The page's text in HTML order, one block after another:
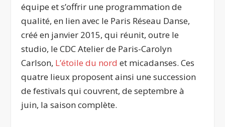
équipe et s’offrir une programmation de
qualité, en lien avec le Paris Réseau Danse,
créé en janvier 2015, qui réunit, outre le
studio, le CDC Atelier de Paris-Carolyn
Carlson, L’étoile du nord et micadanses. Ces
quatre lieux proposent ainsi une succession
de festivals qui couvrent, de septembre à
juin, la saison complète.